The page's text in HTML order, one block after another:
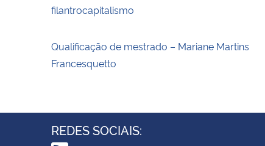
filantrocapitalismo
Qualificação de mestrado – Mariane Martins
Francesquetto
REDES SOCIAIS: